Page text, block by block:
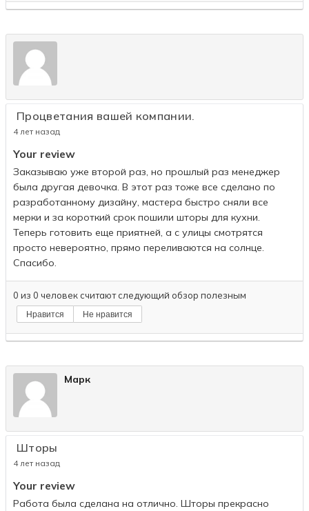
Процветания вашей компании.
4 лет назад
Your review
Заказываю уже второй раз, но прошлый раз менеджер
была другая девочка. В этот раз тоже все сделано по
разработанному дизайну, мастера быстро сняли все
мерки и за короткий срок пошили шторы для кухни.
Теперь готовить еще приятней, а с улицы смотрятся
просто невероятно, прямо переливаются на солнце.
Спасибо.
0 из 0 человек считают следующий обзор полезным
Нравится Не нравится
Марк
Шторы
4 лет назад
Your review
Работа была сделана на отлично. Шторы прекрасно